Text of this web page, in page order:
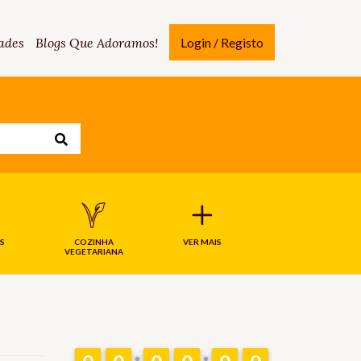
Blogs Que Adoramos! Login / Registo
COZINHA
VEGETARIANA
VER MAIS